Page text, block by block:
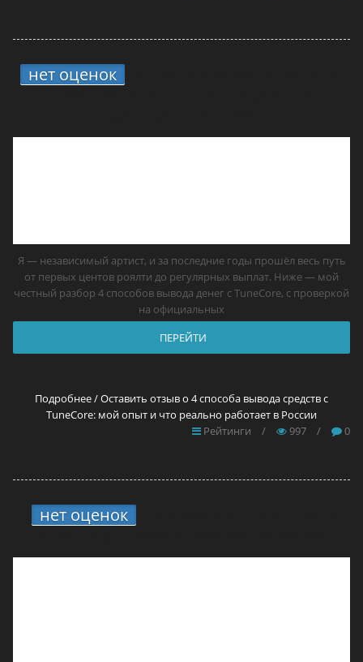
нет оценок
Я — независимый артист, и за последние годы прошёл весь путь
от первых центов роялти до регулярных выплат. Ниже — мой
честный разбор 4 способов вывода денег с TuneCore, с проверкой
на официальных
ПЕРЕЙТИ
Подробнее / Оставить отзыв о 4 способа вывода средств с
TuneCore: мой опыт и что реально работает в России
Рейтинги
/ 997 / 0
нет оценок